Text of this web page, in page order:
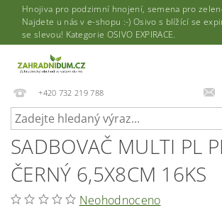
Hnojiva pro podzimní hnojení, semena pro
Najdete u nás v e-shopu :-) Osivo s blížící se
se slevou! Kategorie OSIVO EXPIRACE.
+420 732 219 788
SADBOVAČ MULTI PL
ČERNÝ 6,5X8CM 16KS
Neohodnoceno